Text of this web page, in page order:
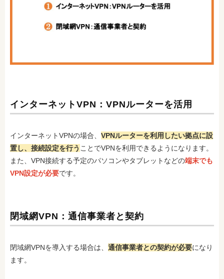
インターネットVPN：VPNルーターを活用
インターネットVPNの場合、 VPNルーターを利用したい拠点に設
置し、接続設定を行う ことでVPNを利用できるようになります。
また、VPN接続する予定のパソコンやタブレットなどの端末でも
VPN設定が必要です。
閉域網VPN：通信事業者と契約
閉域網VPNを導入する場合は、 通信事業者との契約が必要になり
ます。